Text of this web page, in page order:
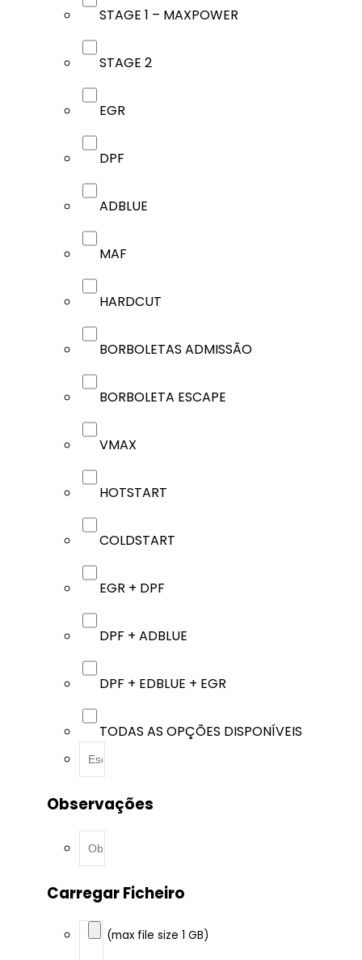
STAGE 1 – MAXPOWER
STAGE 2
EGR
DPF
ADBLUE
MAF
HARDCUT
BORBOLETAS ADMISSÃO
BORBOLETA ESCAPE
VMAX
HOTSTART
COLDSTART
EGR + DPF
DPF + ADBLUE
DPF + EDBLUE + EGR
TODAS AS OPÇÕES DISPONÍVEIS
Observações
Carregar Ficheiro
(max file size 1 GB)